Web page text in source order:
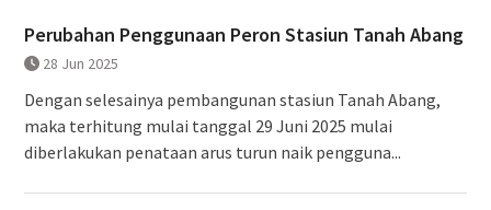
Perubahan Penggunaan Peron Stasiun Tanah Abang
28 Jun 2025
Dengan selesainya pembangunan stasiun Tanah Abang,
maka terhitung mulai tanggal 29 Juni 2025 mulai
diberlakukan penataan arus turun naik pengguna...